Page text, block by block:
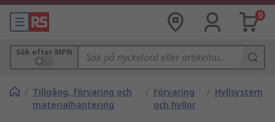
0
Sök efter MPN
/ Tillgång, förvaring och
materialhantering
/ Förvaring
och hyllor
/ Hyllsystem